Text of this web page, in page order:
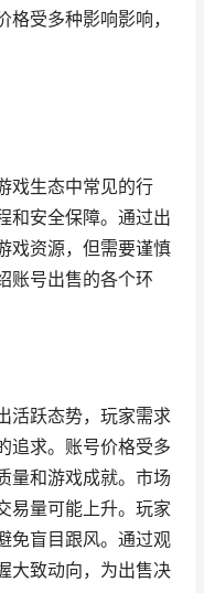
受多种影响影响，
戏生态中常见的行
和安全保障。通过出
戏资源，但需要谨慎
账号出售的各个环
活跃态势，玩家需求
追求。账号价格受多
量和游戏成就。市场
易量可能上升。玩家
免盲目跟风。通过观
大致动向，为出售决